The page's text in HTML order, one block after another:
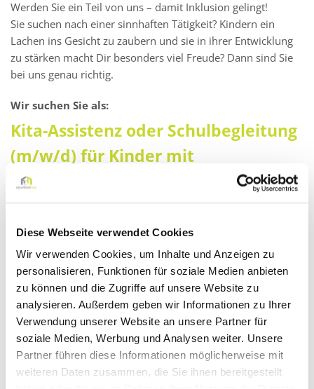
Diese Webseite verwendet Cookies
Wir verwenden Cookies, um Inhalte und Anzeigen zu
personalisieren, Funktionen für soziale Medien anbieten
zu können und die Zugriffe auf unsere Website zu
analysieren. Außerdem geben wir Informationen zu Ihrer
Verwendung unserer Website an unsere Partner für
soziale Medien, Werbung und Analysen weiter. Unsere
Partner führen diese Informationen möglicherweise mit
weiteren Daten zusammen, die Sie ihnen bereitgestellt
Werden Sie ein Teil von uns – damit Inklusion gelingt!
Sie suchen nach einer sinnhaften Tätigkeit? Kindern ein
Lachen ins Gesicht zu zaubern und sie in ihrer Entwicklung
zu stärken macht Dir besonders viel Freude? Dann sind Sie
bei uns genau richtig.
Wir suchen Sie als:
Kita-Assistenz oder Schulbegleitung
(m/w/d) für Kinder mit
Beeinträchtigungen in Stuttgart in
Teil- oder Vollzeit
Darauf können Sie sich freuen:
Gute Vereinbarkeit von Beruf und Familie
Sicherer Arbeitgeber auch in Krisenzeiten
Eine abwechslungsreiche und sinnstiftende Tätigkeit
Kontinuierliche Aus- und Weiterbildungsprogramme
Kompetente Unterstützung durch unsere pädagogischen